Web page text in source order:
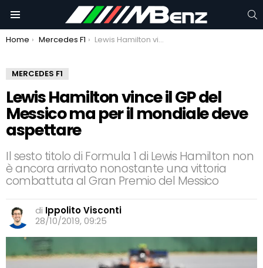
You are here:
Home Mercedes F1 Lewis Hamilton vince il GP del Messico ma per il mondiale deve aspettare
MERCEDES F1
Lewis Hamilton vince il GP del
Messico ma per il mondiale deve
aspettare
Il sesto titolo di Formula 1 di Lewis Hamilton non
è ancora arrivato nonostante una vittoria
combattuta al Gran Premio del Messico
di Ippolito Visconti
28/10/2019, 09:25